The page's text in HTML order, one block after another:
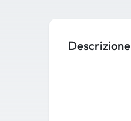
Descrizione